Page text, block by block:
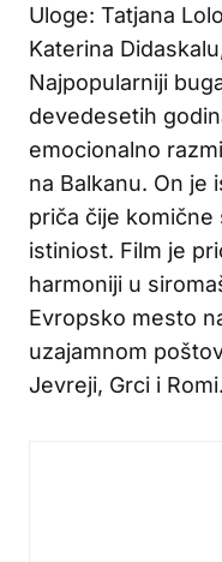
Uloge: Tatjana
Katerina
Najpopularniji
devedesetih
emocionalno
na Balkanu. On je
priča čije
istiniost. Film je
harmoniji u
Evropsko mesto
uzajamnom
Jevreji, Grci i Romi.